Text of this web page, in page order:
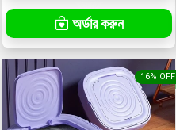
অর্ডার করুন
16% OFF